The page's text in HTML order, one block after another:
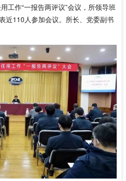
工作“一报告两评议”会议，所领导班
近110人参加会议。所长、党委副书